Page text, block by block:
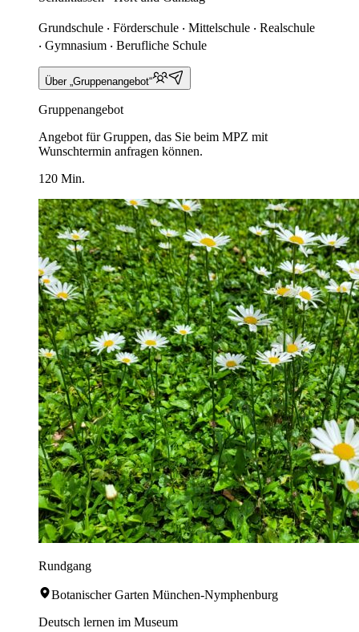
Grundschule ‧ Förderschule ‧ Mittelschule ‧ Realschule
‧ Gymnasium ‧ Berufliche Schule
Über „Gruppenangebot“
Gruppenangebot
Angebot für Gruppen, das Sie beim MPZ mit
Wunschtermin anfragen können.
120 Min.
Rundgang
Botanischer Garten München-Nymphenburg
Deutsch lernen im Museum